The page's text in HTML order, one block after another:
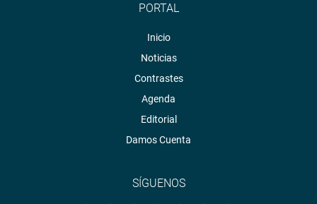
PORTAL
Inicio
Noticias
Contrastes
Agenda
Editorial
Damos Cuenta
SÍGUENOS